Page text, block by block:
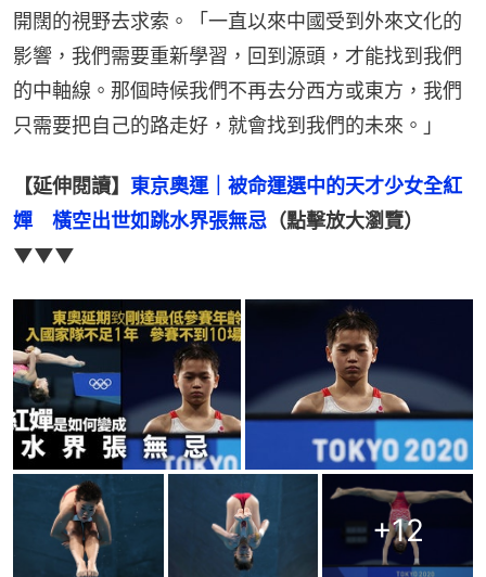
開闊的視野去求索。「一直以來中國受到外來文化的
影響，我們需要重新學習，回到源頭，才能找到我們
的中軸線。那個時候我們不再去分西方或東方，我們
只需要把自己的路走好，就會找到我們的未來。」
【延伸閱讀】 東京奧運｜被命運選中的天才少女全紅
嬋　橫空出世如跳水界張無忌 （點擊放大瀏覽）
▼▼▼
+12